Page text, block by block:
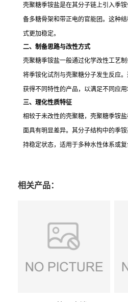
壳聚糖季铵盐是在其分子链上引入季
备多糖骨架和带正电的官能团。这种
式更加稳定。
二、制备思路与改性方式
壳聚糖季铵盐一般通过化学改性工艺
将季铵化试剂与壳聚糖分子发生反应
获得不同特性的产品，以满足不同应用
三、理化性质特征
相较于未改性的壳聚糖，壳聚糖季铵
面具有明显差异。其分子结构中的季
持稳定状态，适用于多种水性体系或复
相关产品：